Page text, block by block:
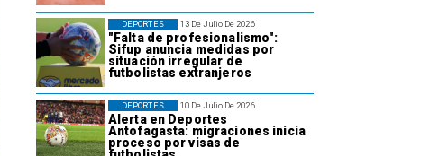
13 De Julio De 2026
"Falta de profesionalismo":
Sifup anuncia medidas por
situación irregular de
futbolistas extranjeros
DEPORTES
10 De Julio De 2026
Alerta en Deportes
Antofagasta: migraciones inicia
proceso por visas de
DEPORTES